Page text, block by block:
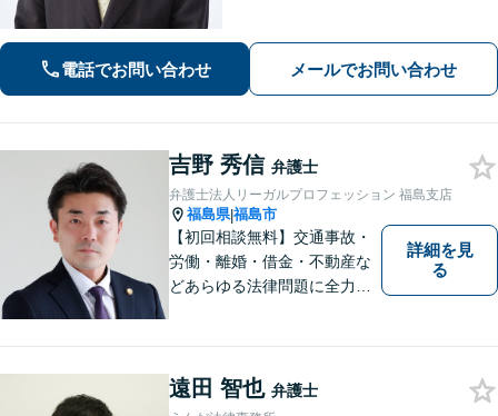
電話でお問い合わせ メールでお問い合わせ
吉野 秀信 弁護士
弁護士法人リーガルプロフェッション 福島支店
福島県|福島市
【初回相談無料】交通事故・
労働・離婚・借金・不動産な
どあらゆる法律問題に全力を
す。お困りの方はまずはご相
談ください。
詳細を見
る
遠田 智也 弁護士